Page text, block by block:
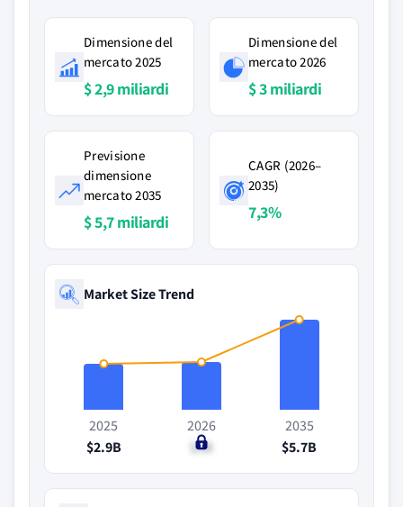
Dimensione del
mercato 2025
$ 2,9 miliardi
Dimensione del
mercato 2026
$ 3 miliardi
Previsione
dimensione
mercato 2035
$ 5,7 miliardi
CAGR (2026–
2035)
7,3%
Market Size Trend
2025
$2.9B
2026
$3B
2035
$5.7B